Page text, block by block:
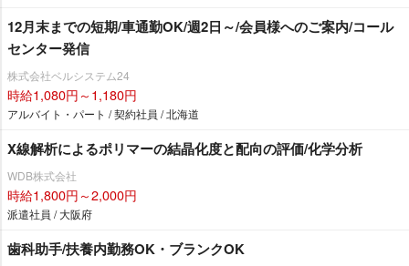
12月末までの短期/車通勤OK/週2日～/会員様へのご案内/コール
センター発信
株式会社ベルシステム24
時給1,080円～1,180円
アルバイト・パート / 契約社員 / 北海道
X線解析によるポリマーの結晶化度と配向の評価/化学分析
WDB株式会社
時給1,800円～2,000円
派遣社員 / 大阪府
歯科助手/扶養内勤務OK・ブランクOK